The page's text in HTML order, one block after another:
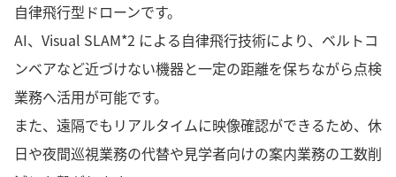
自律飛行型ドローンです。
AI、Visual SLAM*2 による自律飛行技術により、ベルトコ
ンベアなど近づけない機器と一定の距離を保ちながら点検
業務へ活用が可能です。
また、遠隔でもリアルタイムに映像確認ができるため、休
日や夜間巡視業務の代替や見学者向けの案内業務の工数削